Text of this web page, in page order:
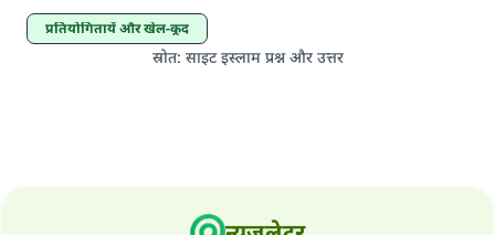
प्रतियोगितायें और खेल-कूद
स्रोत: साइट इस्लाम प्रश्न और उत्तर